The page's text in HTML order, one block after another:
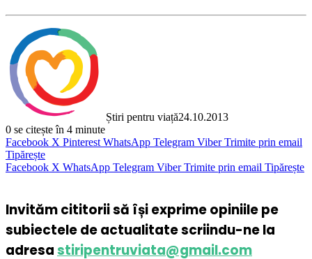
Știri pentru viață24.10.2013
0 se citește în 4 minute
Facebook X Pinterest WhatsApp Telegram Viber Trimite prin email
Tipărește
Facebook X WhatsApp Telegram Viber Trimite prin email Tipărește
Invităm cititorii să își exprime opiniile pe
subiectele de actualitate scriindu-ne la
adresastiripentruviata@gmail.com